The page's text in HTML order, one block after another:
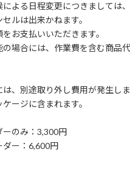
よる日程変更につきましては、
ルは出来かねます。
お支払いいただきます。
場合には、作業費を含む商品
、別途取り外し費用が発生しま
ージに含まれます。
のみ：3,300円
ー：6,600円